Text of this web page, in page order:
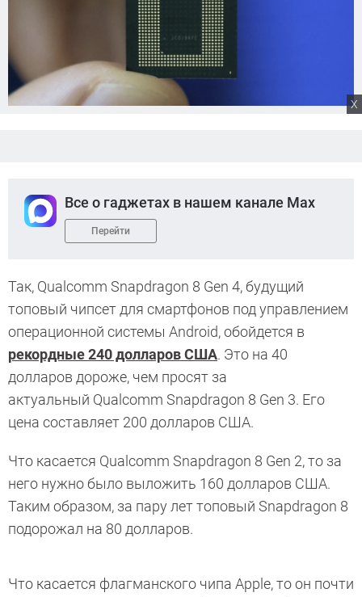
X
Все о гаджетах в нашем канале Max
Перейти
Так, Qualcomm Snapdragon 8 Gen 4, будущий
топовый чипсет для смартфонов под управлением
операционной системы Android, обойдется в
рекордные 240 долларов США. Это на 40
долларов дороже, чем просят за
актуальный Qualcomm Snapdragon 8 Gen 3. Его
цена составляет 200 долларов США.
Что касается Qualcomm Snapdragon 8 Gen 2, то за
него нужно было выложить 160 долларов США.
Таким образом, за пару лет топовый Snapdragon 8
подорожал на 80 долларов.
Что касается флагманского чипа Apple, то он почти